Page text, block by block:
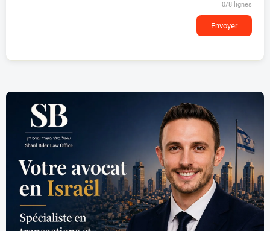
0/8 lignes
Envoyer